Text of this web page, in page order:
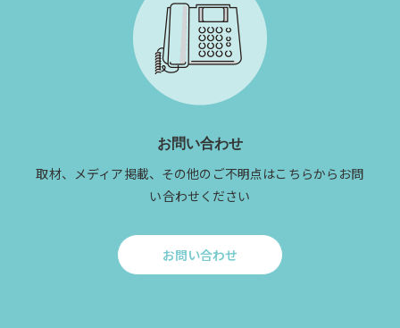
お問い合わせ
取材、メディア掲載、その他のご不明点はこちらからお問
い合わせください
お問い合わせ
Click